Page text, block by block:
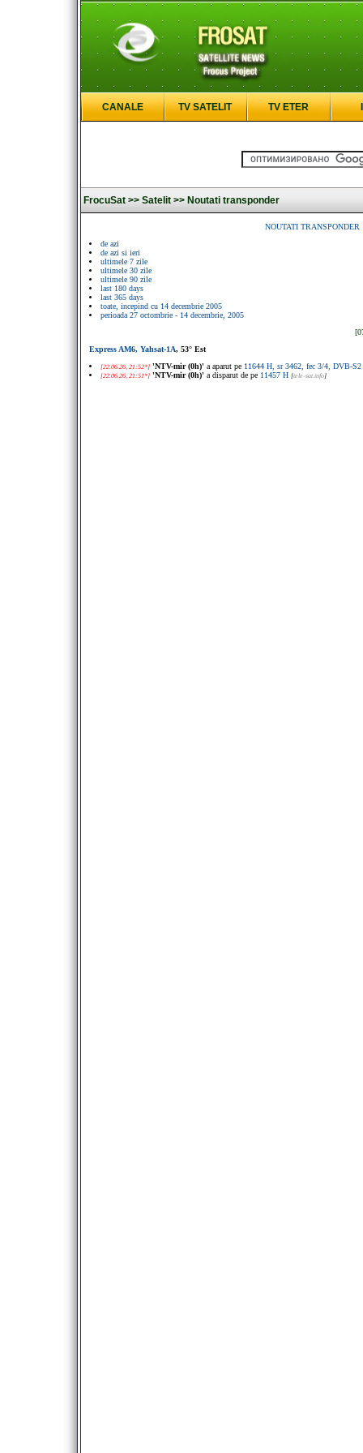
CANALE TV SATELIT TV ETER
FrocuSat >> Satelit >> Noutati transponder
NOUTATI TRANSPONDER
de azi
de azi si ieri
ultimele 7 zile
ultimele 30 zile
ultimele 90 zile
last 180 days
last 365 days
toate, incepind cu 14 decembrie 2005
perioada 27 octombrie - 14 decembrie, 2005
Express AM6, Yahsat-1A, 53° Est
[22.06.26, 21:52*] 'NTV-mir (0h)' a aparut pe 11644 H, sr 3462, fec 3/4, DVB-
[22.06.26, 21:51*] 'NTV-mir (0h)' a disparut de pe 11457 H [tele-sat.info]